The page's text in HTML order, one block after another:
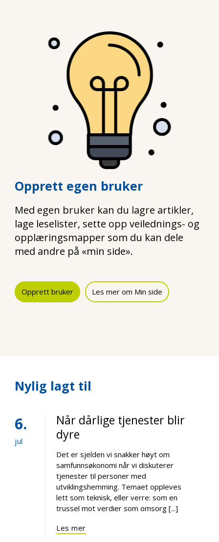
Opprett egen bruker
Med egen bruker kan du lagre artikler,
lage leselister, sette opp veilednings- og
opplæringsmapper som du kan dele
med andre på «min side».
Opprett bruker Les mer om Min side
Nylig lagt til
6
jul
Når dårlige tjenester blir
dyre
Det er sjelden vi snakker høyt om
samfunnsøkonomi når vi diskuterer
tjenester til personer med
utviklingshemming. Temaet oppleves
lett som teknisk, eller verre: som en
trussel mot verdier som omsorg [...]
Les mer